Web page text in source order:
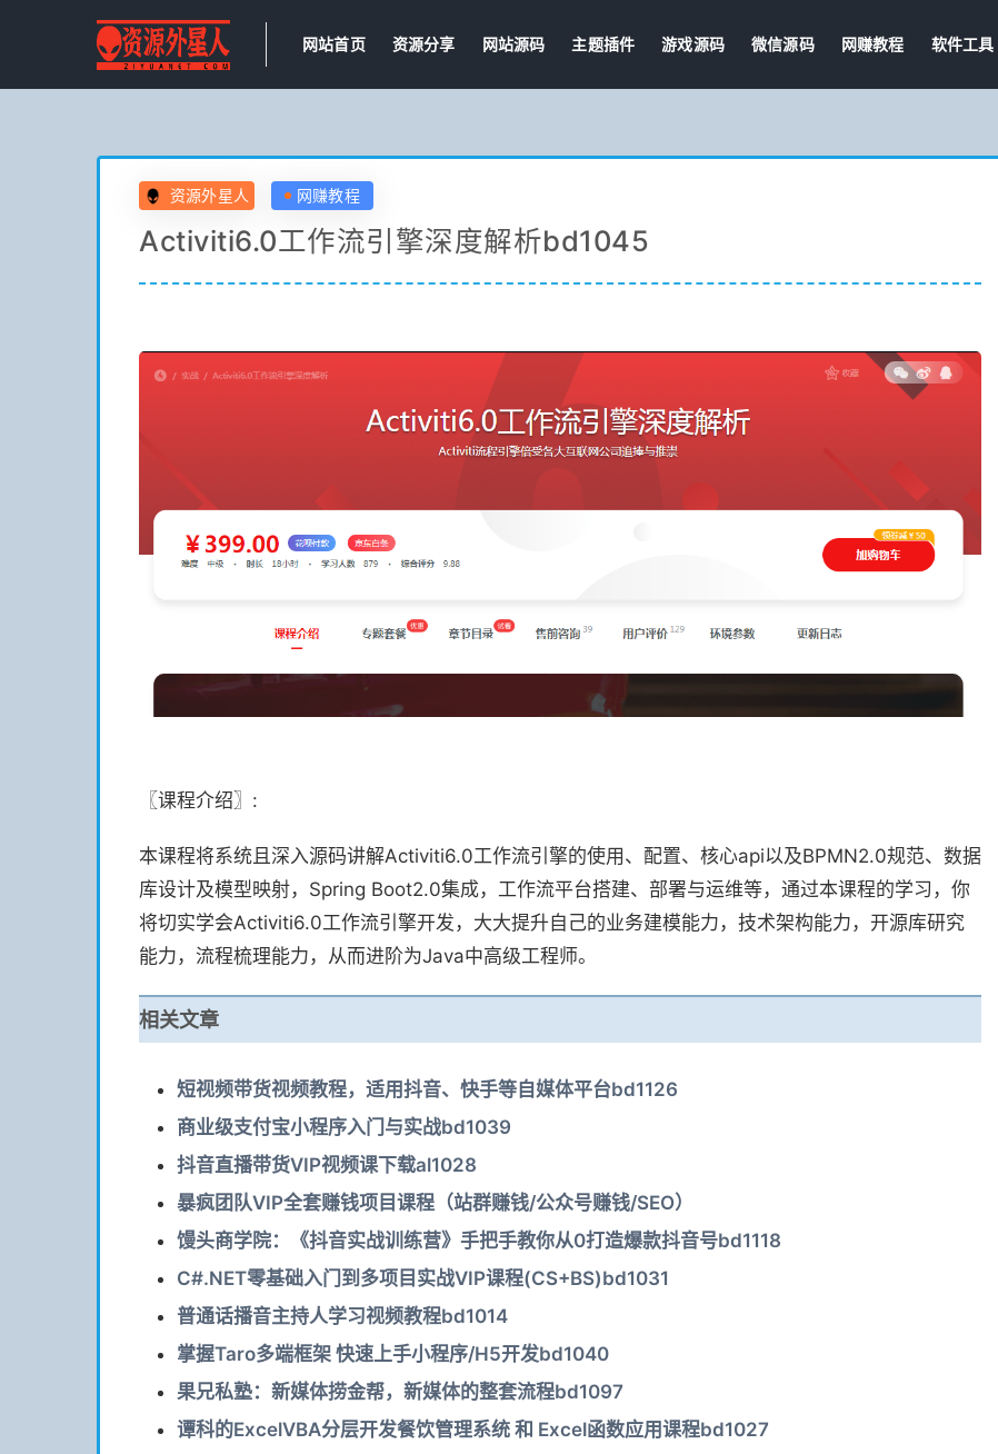
网站首页 资源分享 网站源码 主题插件 游戏源码 微信源码 网赚教程 软件工具
资源外星人 网赚教程
Activiti6.0工作流引擎深度解析bd1045
〖课程介绍〗:
本课程将系统且深入源码讲解Activiti6.0工作流引擎的使用、配置、核心api以及BPMN2.0规范、数据
库设计及模型映射，Spring Boot2.0集成，工作流平台搭建、部署与运维等，通过本课程的学习，你
将切实学会Activiti6.0工作流引擎开发，大大提升自己的业务建模能力，技术架构能力，开源库研究
能力，流程梳理能力，从而进阶为Java中高级工程师。
相关文章
短视频带货视频教程，适用抖音、快手等自媒体平台bd1126
商业级支付宝小程序入门与实战bd1039
抖音直播带货VIP视频课下载al1028
暴疯团队VIP全套赚钱项目课程（站群赚钱/公众号赚钱/SEO）
馒头商学院：《抖音实战训练营》手把手教你从0打造爆款抖音号bd1118
C#.NET零基础入门到多项目实战VIP课程(CS+BS)bd1031
普通话播音主持人学习视频教程bd1014
掌握Taro多端框架 快速上手小程序/H5开发bd1040
果兄私塾：新媒体捞金帮，新媒体的整套流程bd1097
谭科的ExcelVBA分层开发餐饮管理系统 和 Excel函数应用课程bd1027